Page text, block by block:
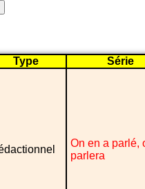
Type Série
On en a parlé,
parlera